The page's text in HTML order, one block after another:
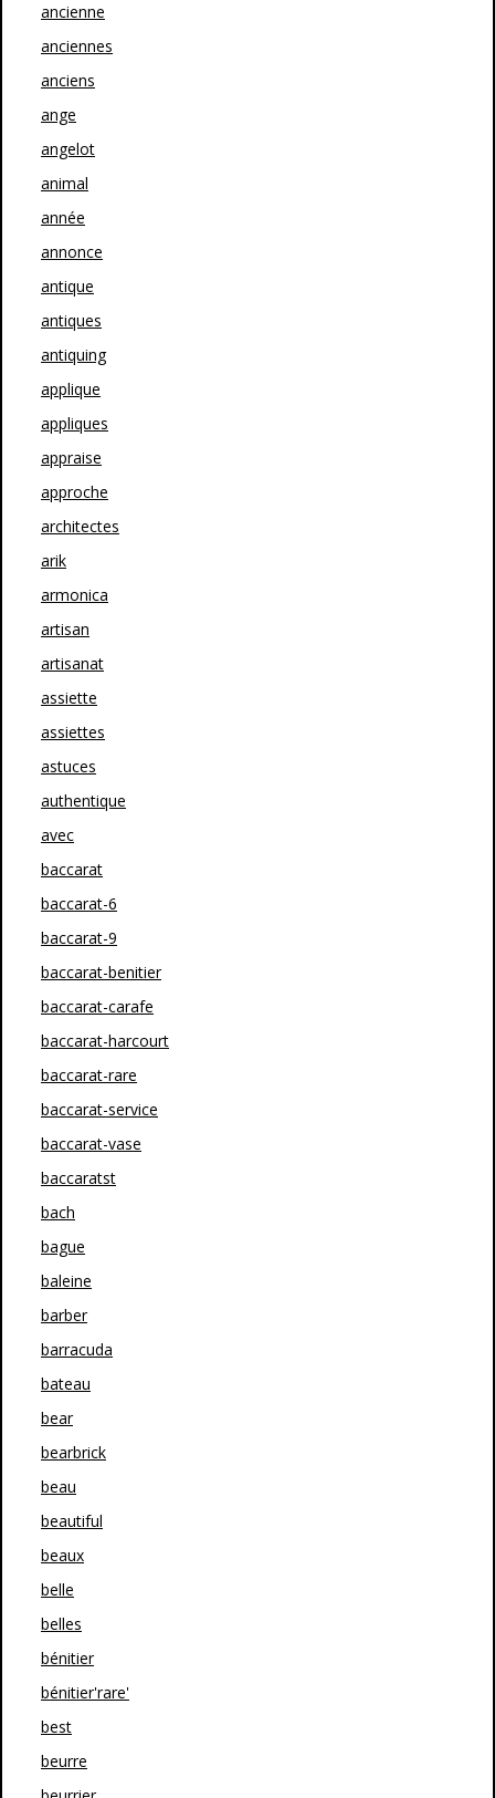
ancienne
anciennes
anciens
ange
angelot
animal
année
annonce
antique
antiques
antiquing
applique
appliques
appraise
approche
architectes
arik
armonica
artisan
artisanat
assiette
assiettes
astuces
authentique
avec
baccarat
baccarat-6
baccarat-9
baccarat-benitier
baccarat-carafe
baccarat-harcourt
baccarat-rare
baccarat-service
baccarat-vase
baccaratst
bach
bague
baleine
barber
barracuda
bateau
bear
bearbrick
beau
beautiful
beaux
belle
belles
bénitier
bénitier'rare'
best
beurre